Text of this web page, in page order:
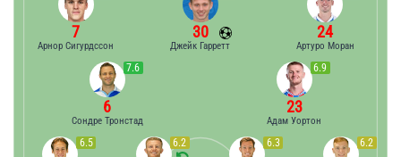
6.5 6.2 6.3 6.2
7.6
6
Сондре Тронстад
6.9
23
Адам Уортон
7
Арнор Сигурдссон
30
Джейк Гарретт
24
Артуро Моран